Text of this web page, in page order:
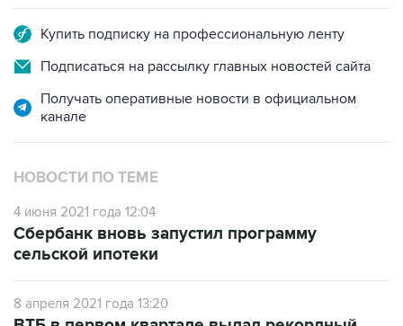
Подписаться на рассылку главных новостей сайта
Получать оперативные новости в официальном
НОВОСТИ ПО ТЕМЕ
4 июня 2021 года 12:04
сельской ипотеки
объем ипотеки